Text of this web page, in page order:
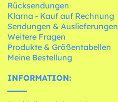
Rücksendungen
Klarna - Kauf auf Rechnung
Sendungen & Auslieferungen
Weitere Fragen
Produkte & Größentabellen
Meine Bestellung
INFORMATION: